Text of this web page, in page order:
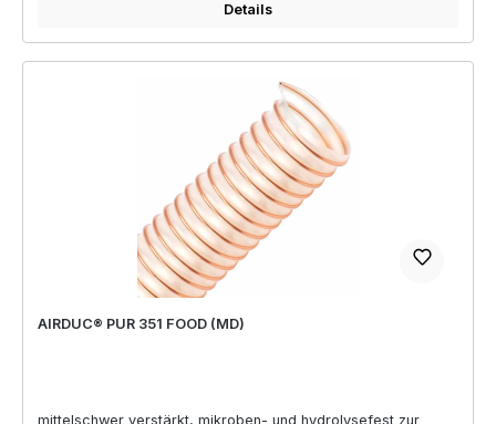
Details
AIRDUC® PUR 351 FOOD (MD)
mittelschwer verstärkt, mikroben- und hydrolysefest zur